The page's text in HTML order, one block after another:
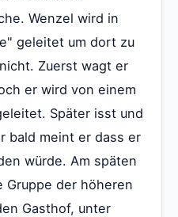
Wenzel wird in
geleitet um dort zu
Zuerst wagt er
er wird von einem
Später isst und
bald meint er dass er
würde. Am späten
Gruppe der höheren
Gasthof, unter